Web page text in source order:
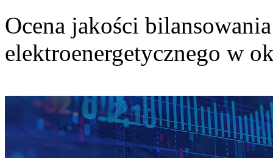
Ocena jakości
elektroenergetycznego w